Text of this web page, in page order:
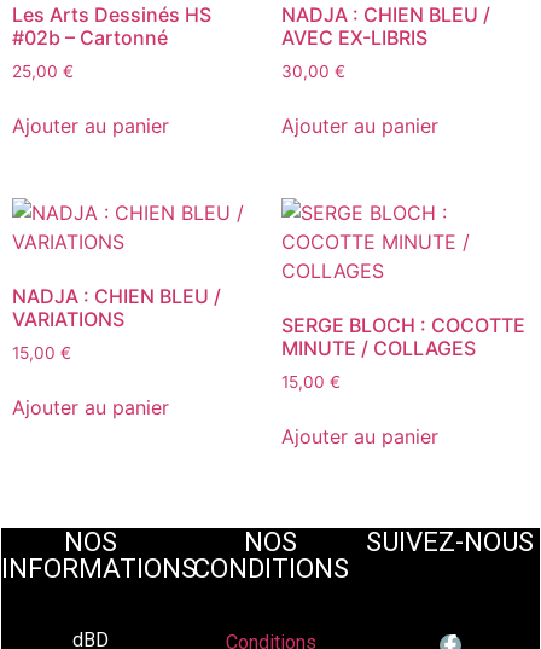
Les Arts Dessinés HS
#02b – Cartonné
25,00 €
Ajouter au panier
NADJA : CHIEN BLEU /
AVEC EX-LIBRIS
30,00 €
Ajouter au panier
NADJA : CHIEN BLEU /
VARIATIONS
15,00 €
Ajouter au panier
SERGE BLOCH : COCOTTE
MINUTE / COLLAGES
15,00 €
Ajouter au panier
NOS
INFORMATIONS
dBD
NOS
CONDITIONS
Conditions
SUIVEZ-NOUS